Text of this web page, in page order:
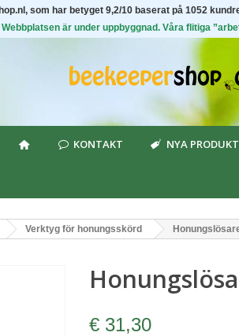
som har betyget9,2/10 baserat på 1052
Webbplatsen är under uppbyggnad. Våra flitiga
KONTAKT NYA
Verktyg för honungsskörd
€ 31,30